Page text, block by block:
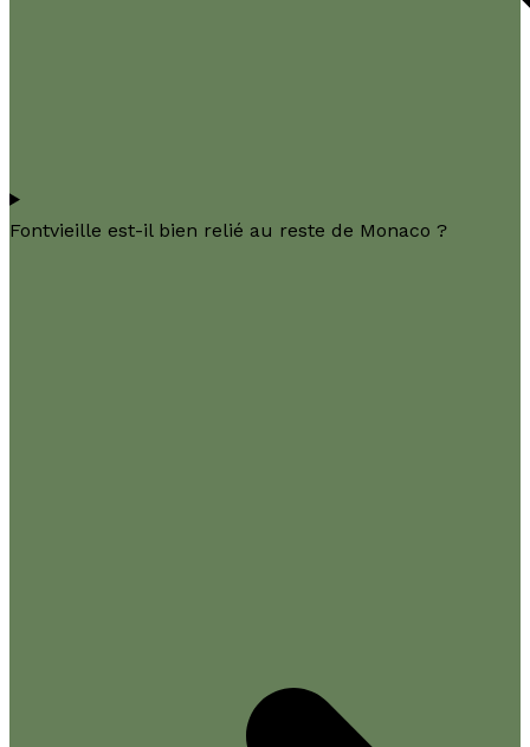
Fontvieille est-il bien relié au reste de Monaco ?